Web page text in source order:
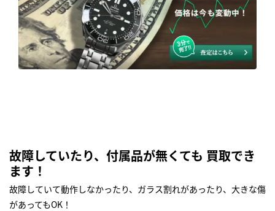
故障していたり、付属品が無くても 買取でき
ます！
故障していて動作しなかったり、ガラス割れがあったり、大きな傷
があってもOK！